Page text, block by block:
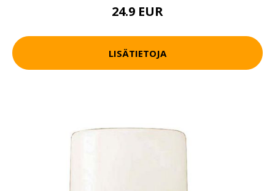
24.9 EUR
LISÄTIETOJA